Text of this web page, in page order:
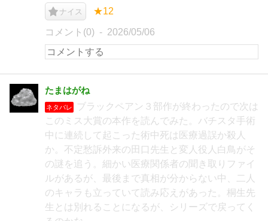
ナイス ★12
コメント(0) 2026/05/06
たまはがね
ネタバレ
ブラックペアン３部作が終わったので次は
このミス大賞の本作を読んでみた。バチスタ手術
中に連続して起こった術中死は医療過誤か殺人
か。不定愁訴外来の田口先生と変人役人白鳥がそ
の謎を追う。細かい医療関係者の聞き取りファイ
ルがあるが、最後まで真相が分からない中、二人
のキャラも立っていて読み応えがあった。桐生先
生とは別れることになるが、シリーズで戻ってく